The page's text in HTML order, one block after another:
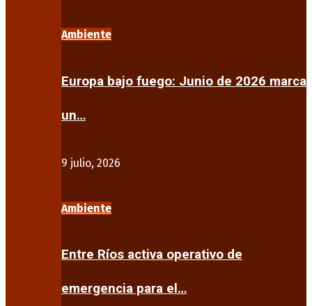
Ambiente
Europa bajo fuego: Junio de 2026 marca
un…
9 julio, 2026
Ambiente
Entre Ríos activa operativo de
emergencia para el…